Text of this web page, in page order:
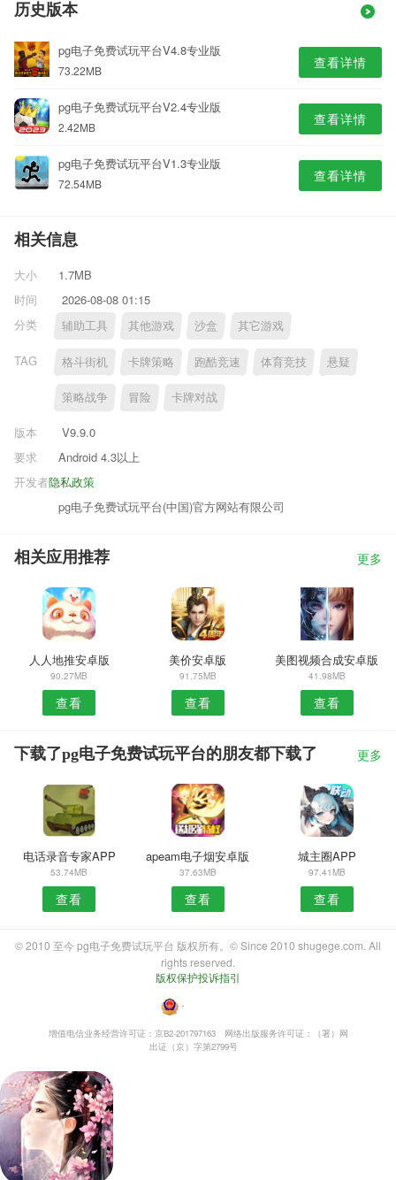
历史版本
pg电子免费试玩平台V4.8专业版
73.22MB 查看详情
pg电子免费试玩平台V2.4专业版
2.42MB 查看详情
pg电子免费试玩平台V1.3专业版
72.54MB 查看详情
相关信息
大小
1.7MB
时间
2026-08-08 01:15
分类
辅助工具 其他游戏 沙盒 其它游戏
TAG 格斗街机 卡牌策略 跑酷竞速 体育竞技 悬疑
策略战争 冒险 卡牌对战
版本
V9.9.0
要求
Android 4.3以上
隐私政策
开发者
pg电子免费试玩平台(中国)官方网站有限公司
相关应用推荐 更多
人人地推安卓版
90.27MB
查看
美价安卓版
91.75MB
查看
美图视频合成安卓版
41.98MB
查看
下载了pg电子免费试玩平台的朋友都下载了 更多
电话录音专家APP
53.74MB
查看
apeam电子烟安卓版
37.63MB
查看
城主圈APP
97.41MB
查看
© 2010 至今 pg电子免费试玩平台 版权所有。© Since 2010 shugege.com. All
rights reserved.
版权保护投诉指引
・
增值电信业务经营许可证：京B2-201797163
网络出版服务许可证：（署）网
出证（京）字第2799号